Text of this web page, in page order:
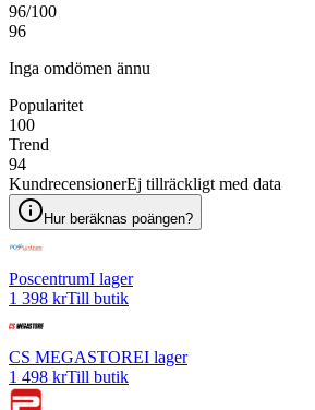
96/100
96
Inga omdömen ännu
Popularitet
100
Trend
94
KundrecensionerEj tillräckligt med data
Hur beräknas poängen?
PoscentrumI lager
1 398 krTill butik
CS MEGASTOREI lager
1 498 krTill butik